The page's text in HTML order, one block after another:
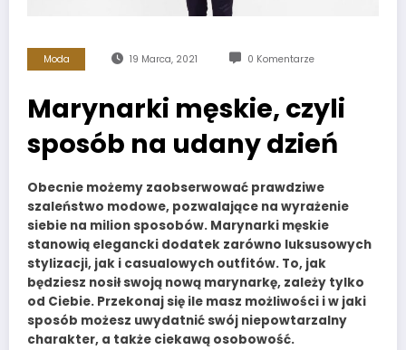
Moda 19 Marca, 2021 0 Komentarze
Marynarki męskie, czyli
sposób na udany dzień
Obecnie możemy zaobserwować prawdziwe
szaleństwo modowe, pozwalające na wyrażenie
siebie na milion sposobów. Marynarki męskie
stanowią elegancki dodatek zarówno luksusowych
stylizacji, jak i casualowych outfitów. To, jak
będziesz nosił swoją nową marynarkę, zależy tylko
od Ciebie. Przekonaj się ile masz możliwości i w jaki
sposób możesz uwydatnić swój niepowtarzalny
charakter, a także ciekawą osobowość.